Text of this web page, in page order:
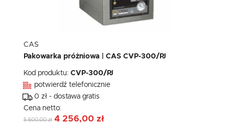
CAS
Pakowarka próżniowa | CAS CVP-300/PJ
Kod produktu: CVP-300/PJ
potwierdź telefonicznie
0 zł - dostawa gratis
Cena netto:
5 600,00 zł 4 256,00 zł